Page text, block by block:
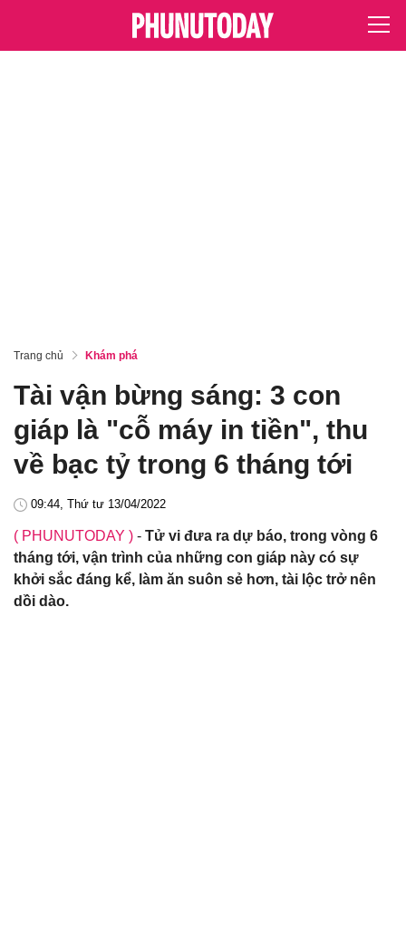
Trang chủ Khám phá
Tài vận bừng sáng: 3 con
giáp là "cỗ máy in tiền", thu
về bạc tỷ trong 6 tháng tới
09:44, Thứ tư 13/04/2022
( PHUNUTODAY ) - Tử vi đưa ra dự báo, trong vòng 6
tháng tới, vận trình của những con giáp này có sự
khởi sắc đáng kể, làm ăn suôn sẻ hơn, tài lộc trở nên
dồi dào.